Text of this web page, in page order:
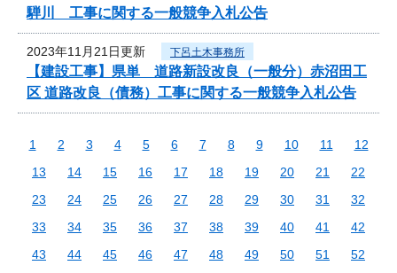
騨川 工事に関する一般競争入札公告
2023年11月21日更新 下呂土木事務所
【建設工事】県単 道路新設改良（一般分）赤沼田工
区 道路改良（債務）工事に関する一般競争入札公告
1 2 3 4 5 6 7 8 9 10 11
12
13
14 15 16 17 18 19 20 21
22
23
24 25 26 27 28 29 30 31
32
33
34 35 36 37 38 39 40 41
42
43
44 45 46 47 48 49 50 51
52